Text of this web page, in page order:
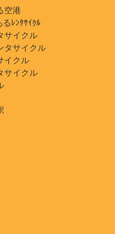
空港
ﾚﾝﾀｻｲｸﾙ
サイクル
タサイクル
イクル
サイクル